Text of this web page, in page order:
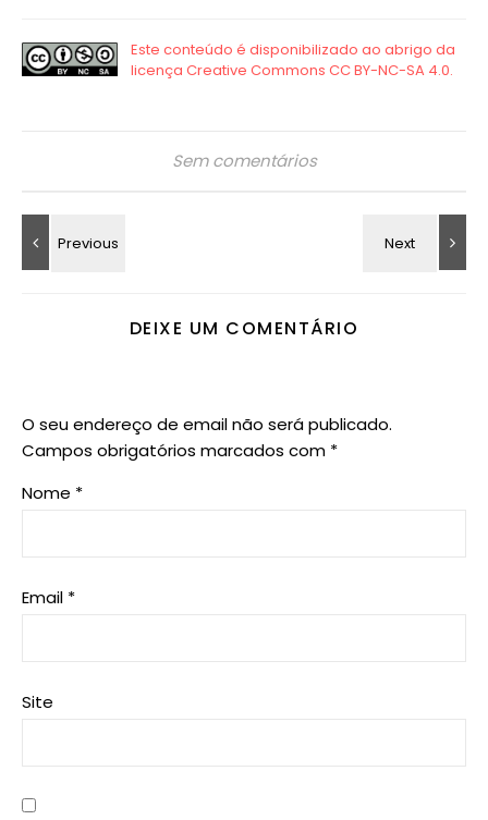
Sem comentários
DEIXE UM COMENTÁRIO
O seu endereço de email não será publicado.
Campos obrigatórios marcados com *
Nome *
Email *
Site